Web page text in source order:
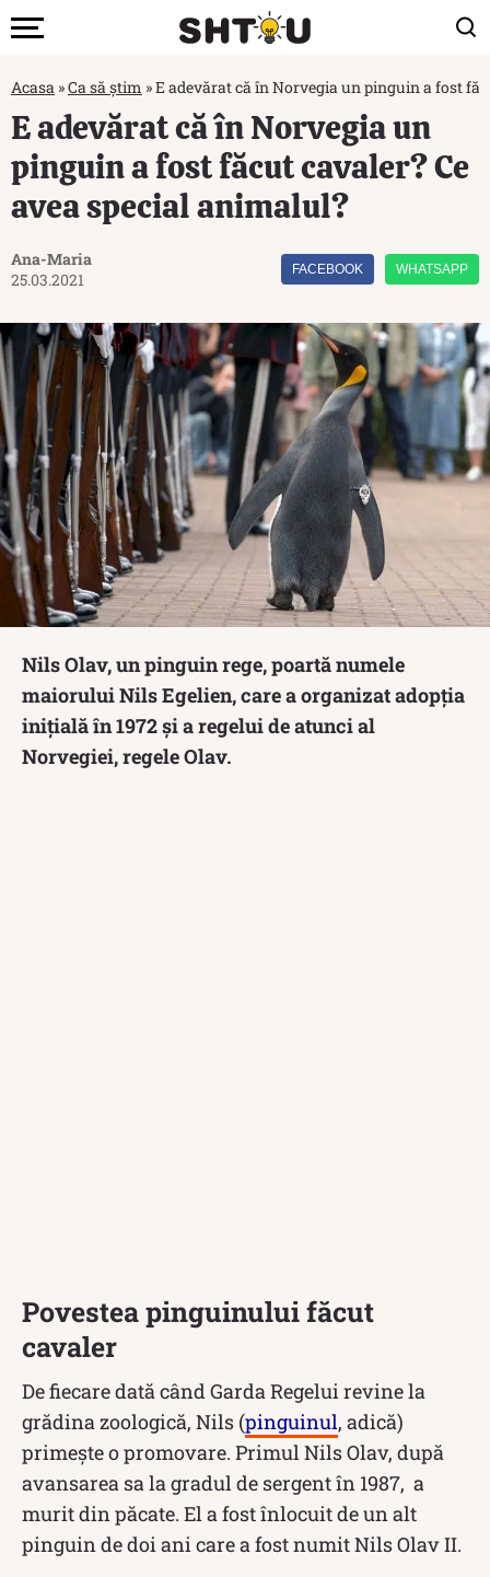
Acasa »Ca să știm »E adevărat că în Norvegia un pinguin a fost
E adevărat că în Norvegia un
pinguin a fost făcut cavaler? Ce
avea special animalul?
Ana-Maria
25.03.2021
FACEBOOK WHATSAPP
Nils Olav, un pinguin rege, poartă numele
maiorului Nils Egelien, care a organizat adopția
inițială în 1972 și a regelui de atunci al
Norvegiei, regele Olav.
Povestea pinguinului făcut
cavaler
De fiecare dată când Garda Regelui revine la
grădina zoologică, Nils (pinguinul, adică)
primește o promovare. Primul Nils Olav, după
avansarea sa la gradul de sergent în 1987, a
murit din păcate. El a fost înlocuit de un alt
pinguin de doi ani care a fost numit Nils Olav II.